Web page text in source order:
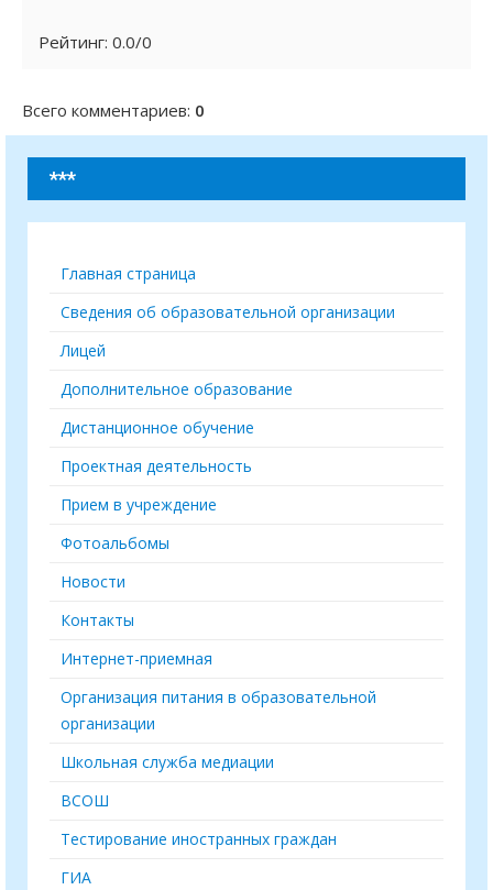
Рейтинг: 0.0/0
Всего комментариев: 0
***
Главная страница
Сведения об образовательной организации
Лицей
Дополнительное образование
Дистанционное обучение
Проектная деятельность
Прием в учреждение
Фотоальбомы
Новости
Контакты
Интернет-приемная
Организация питания в образовательной
организации
Школьная служба медиации
ВСОШ
Тестирование иностранных граждан
ГИА